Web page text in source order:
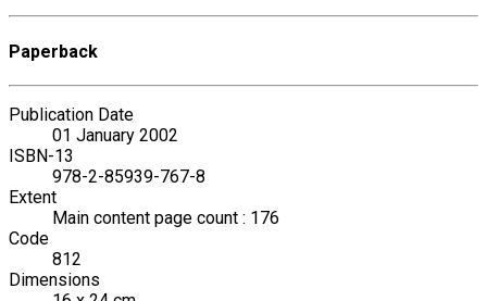
Paperback
Publication Date
01 January 2002
ISBN-13
978-2-85939-767-8
Extent
Main content page count : 176
Code
812
Dimensions